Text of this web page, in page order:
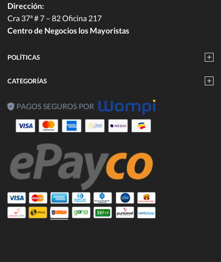
Dirección:
Cra 37ª # 7 – 82 Oficina 217
Centro de Negocios los Mayoristas
POLÍTICAS
CATEGORÍAS